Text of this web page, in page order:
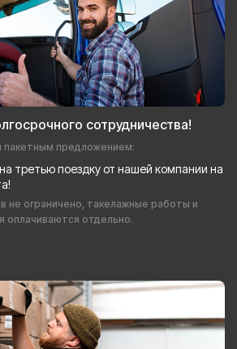
сотрудничества!
пакетным предложением:
третью поездку от нашей компании на
не ограничено, такелажные работы и
оплачиваются отдельно.